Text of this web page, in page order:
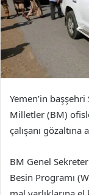
Yemen’in
Milletler (BM)
çalışanı gözaltına
BM Genel
Besin Programı